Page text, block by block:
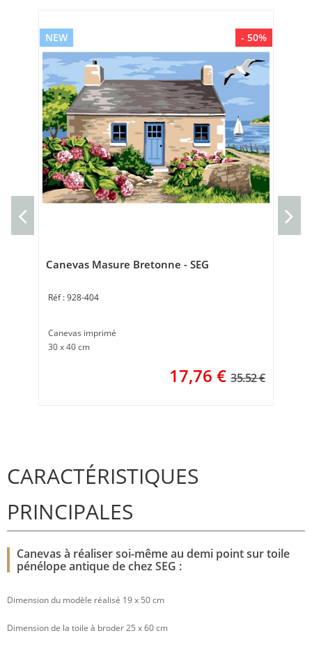
- 50%
NEW
Canevas Masure Bretonne - SEG
928-404
Canevas imprimé
30 x 40 cm
17,76 € 35.52 €
CARACTÉRISTIQUES
PRINCIPALES
Canevas à réaliser soi-même au demi point sur toile
pénélope antique de chez SEG :
Dimension du modèle réalisé 19 x 50 cm
Dimension de la toile à broder 25 x 60 cm